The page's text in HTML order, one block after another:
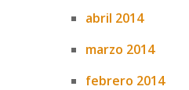
abril 2014
marzo 2014
febrero 2014